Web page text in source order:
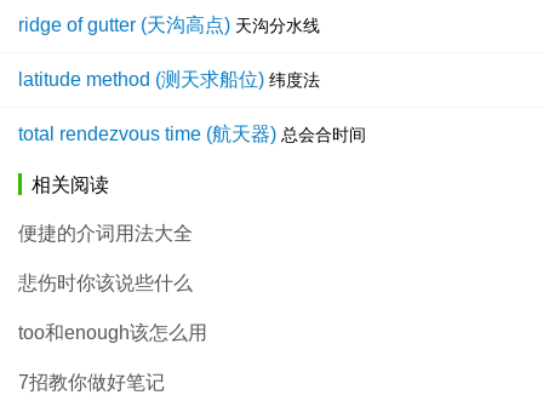
ridge of gutter (天沟高点) 天沟分水线
latitude method (测天求船位) 纬度法
total rendezvous time (航天器) 总会合时间
相关阅读
便捷的介词用法大全
悲伤时你该说些什么
too和enough该怎么用
7招教你做好笔记